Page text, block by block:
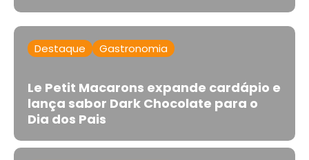
Destaque Gastronomia
Le Petit Macarons expande cardápio e
lança sabor Dark Chocolate para o
Dia dos Pais